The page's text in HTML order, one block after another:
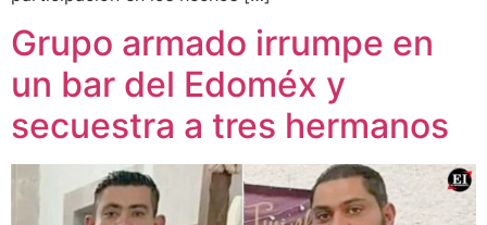
Grupo armado irrumpe en
un bar del Edoméx y
secuestra a tres hermanos